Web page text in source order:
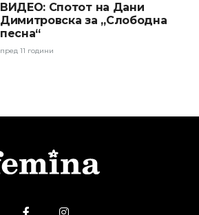
ВИДЕО: Спотот на Дани
Димитровска за „Слободна
песна“
пред 11 години